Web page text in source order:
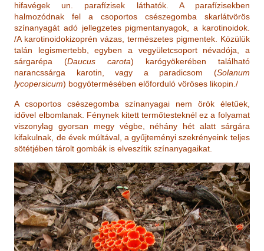
hifavégek un. parafízisek láthatók. A parafízisekben
halmozódnak fel a csoportos csészegomba skarlátvörös
színanyagát adó jellegzetes pigmentanyagok, a karotinoidok.
/A karotinoidokizoprén vázas, természetes pigmentek. Közülük
talán legismertebb, egyben a vegyületcsoport névadója, a
sárgarépa (Daucus carota) karógyökerében található
narancssárga karotin, vagy a paradicsom (Solanum
lycopersicum) bogyótermésében előforduló vöröses likopin./
A csoportos csészegomba színanyagai nem örök életűek,
idővel elbomlanak. Fénynek kitett termőtesteknél ez a folyamat
viszonylag gyorsan megy végbe, néhány hét alatt sárgára
kifakulnak, de évek múltával, a gyűjteményi szekrényeink teljes
sötétjében tárolt gombák is elveszítik színanyagaikat.